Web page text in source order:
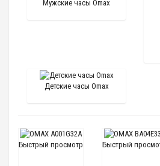
Мужские часы Omax
Детские часы Omax
Быстрый просмотр Быстрый